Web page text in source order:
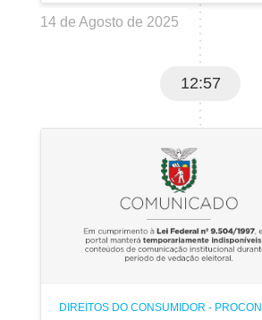
14 de Agosto de 2025
12:57
DIREITOS DO CONSUMIDOR - PROCON